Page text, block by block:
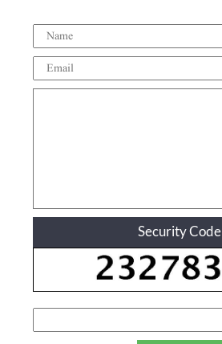
Security Code